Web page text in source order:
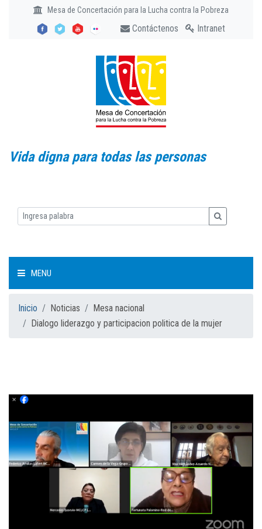
Mesa de Concertación para la Lucha contra la Pobreza
Contáctenos Intranet
Vida digna para todas las personas
MENU
INICIO
QUÉ HACEMOS
MESA NACIONAL
MESAS REGIONALES
Inicio Noticias
Mesa nacional
Dialogo liderazgo y participacion politica de la mujer